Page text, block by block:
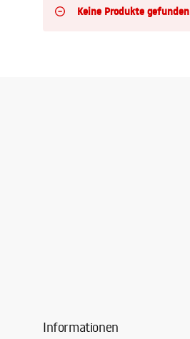
Keine Produkte gefunden
Informationen